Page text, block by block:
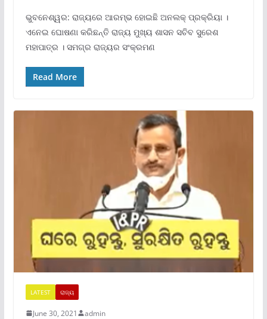
ଭୁବନେଶ୍ୱର: ରାଜ୍ୟରେ ଆରମ୍ଭ ହୋଇଛି ଅନଲକ୍ ପ୍ରକ୍ରିୟା ।
ଏନେଇ ଘୋଷଣା କରିଛନ୍ତି ରାଜ୍ୟ ମୁଖ୍ୟ ଶାସନ ସଚିବ ସୁରେଶ
ମହାପାତ୍ର । ସମଗ୍ର ରାଜ୍ୟର ସଂକ୍ରମଣ
Read More
LATEST ରାଜ୍ୟ
June 30, 2021 admin